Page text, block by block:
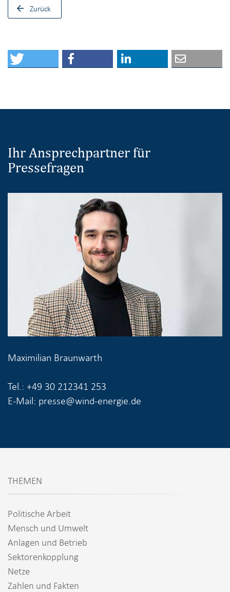
Zurück
Ihr Ansprechpartner für
Pressefragen
Maximilian Braunwarth
Tel.: +49 30 212341 253
E-Mail: presse@wind-energie.de
THEMEN
Politische Arbeit
Mensch und Umwelt
Anlagen und Betrieb
Sektorenkopplung
Netze
Zahlen und Fakten